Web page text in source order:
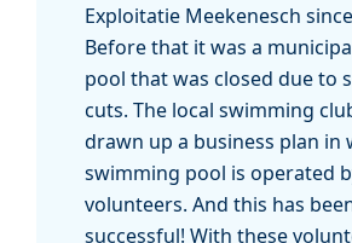
Exploitatie Meekenesch
Before that it was a
pool that was closed due to
cuts. The local swimming
drawn up a business plan in
swimming pool is operated
volunteers. And this has
successful! With these